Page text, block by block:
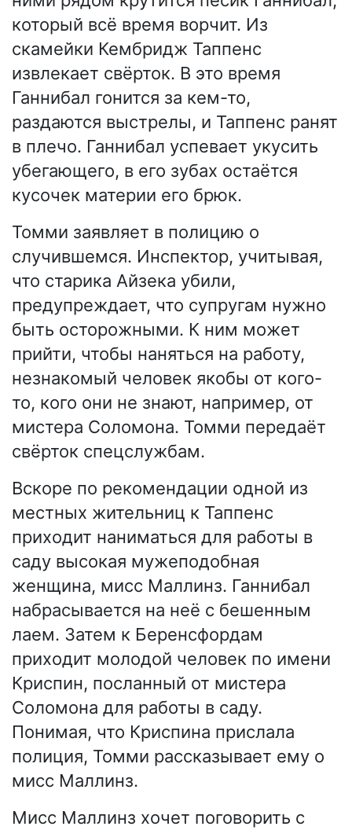
который всё время ворчит. Из
скамейки Кембридж Таппенс
извлекает свёрток. В это время
Ганнибал гонится за кем-то,
раздаются выстрелы, и Таппенс ранят
в плечо. Ганнибал успевает укусить
убегающего, в его зубах остаётся
кусочек материи его брюк.
Томми заявляет в полицию о
случившемся. Инспектор, учитывая,
что старика Айзека убили,
предупреждает, что супругам нужно
быть осторожными. К ним может
прийти, чтобы наняться на работу,
незнакомый человек якобы от кого-
то, кого они не знают, например, от
мистера Соломона. Томми передаёт
свёрток спецслужбам.
Вскоре по рекомендации одной из
местных жительниц к Таппенс
приходит наниматься для работы в
саду высокая мужеподобная
женщина, мисс Маллинз. Ганнибал
набрасывается на неё с бешенным
лаем. Затем к Беренсфордам
приходит молодой человек по имени
Криспин, посланный от мистера
Соломона для работы в саду.
Понимая, что Криспина прислала
полиция, Томми рассказывает ему о
мисс Маллинз.
Мисс Маллинз хочет поговорить с